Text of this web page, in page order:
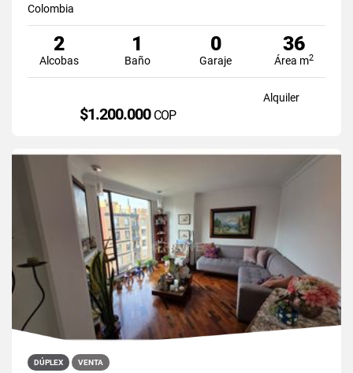
Colombia
2
Alcobas
1
Baño
0
Garaje
36
Área m2
Alquiler
$1.200.000 COP
DÚPLEX VENTA